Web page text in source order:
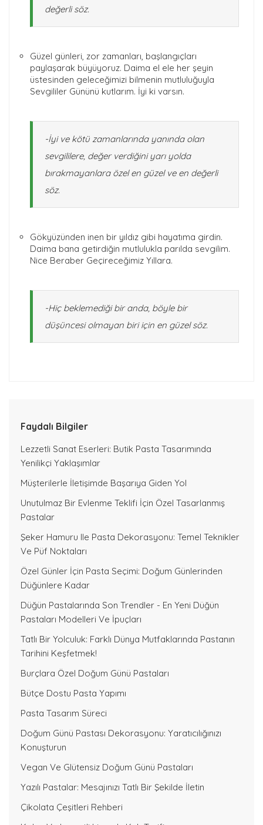
Faydalı Bilgiler
Lezzetli Sanat Eserleri: Butik Pasta Tasarımında
Yenilikçi Yaklaşımlar
Müşterilerle İletişimde Başarıya Giden Yol
Unutulmaz Bir Evlenme Teklifi İçin Özel Tasarlanmış
Pastalar
Şeker Hamuru Ile Pasta Dekorasyonu: Temel Teknikler
Ve Püf Noktaları
Özel Günler İçin Pasta Seçimi: Doğum Günlerinden
Düğünlere Kadar
Düğün Pastalarında Son Trendler - En Yeni Düğün
Pastaları Modelleri Ve İpuçları
Tatlı Bir Yolculuk: Farklı Dünya Mutfaklarında Pastanın
Tarihini Keşfetmek!
Burçlara Özel Doğum Günü Pastaları
Bütçe Dostu Pasta Yapımı
Pasta Tasarım Süreci
Doğum Günü Pastası Dekorasyonu: Yaratıcılığınızı
Konuşturun
Vegan Ve Glütensiz Doğum Günü Pastaları
Yazılı Pastalar: Mesajınızı Tatlı Bir Şekilde İletin
Çikolata Çeşitleri Rehberi
değerli söz.
Güzel günleri, zor zamanları, başlangıçları
paylaşarak büyüyoruz. Daima el ele her şeyin
üstesinden geleceğimizi bilmenin mutluluğuyla
Sevgililer Gününü kutlarım. İyi ki varsın.
-İyi ve kötü zamanlarında yanında olan
sevgililere, değer verdiğini yarı yolda
bırakmayanlara özel en güzel ve en değerli
söz.
Gökyüzünden inen bir yıldız gibi hayatıma girdin.
Daima bana getirdiğin mutlulukla parılda sevgilim.
Nice Beraber Geçireceğimiz Yıllara.
-Hiç beklemediği bir anda, böyle bir
düşüncesi olmayan biri için en güzel söz.